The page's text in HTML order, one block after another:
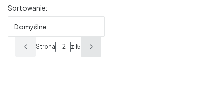
Lista produktów
Sortowanie:
Domyślne
Poprzednie produkty
Strona z 15 Następne produkty